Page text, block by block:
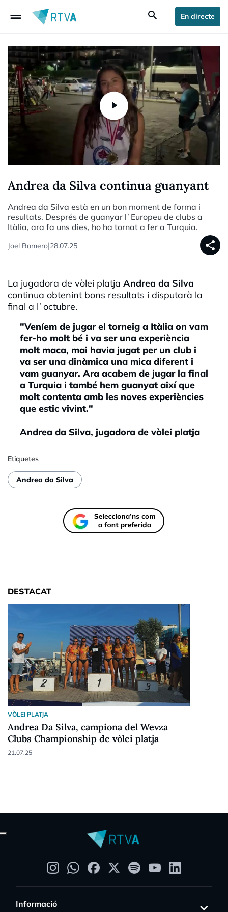
drag_handle search En directe
Andrea da Silva continua guanyant
Andrea da Silva està en un bon moment de forma i
resultats. Després de guanyar l`Europeu de clubs a
Itàlia, ara fa uns dies, ho ha tornat a fer a Turquia.
Joel Romero|28.07.25 share
La jugadora de vòlei platja Andrea da Silva
continua obtenint bons resultats i disputarà la
final a l`octubre.
"Veníem de jugar el torneig a Itàlia on vam
fer-ho molt bé i va ser una experiència
molt maca, mai havia jugat per un club i
va ser una dinàmica una mica diferent i
vam guanyar. Ara acabem de jugar la final
a Turquia i també hem guanyat així que
molt contenta amb les noves experiències
que estic vivint."
Andrea da Silva, jugadora de vòlei platja
Etiquetes
Andrea da Silva
DESTACAT
VÒLEI PLATJA
Andrea Da Silva, campiona del Wevza
Clubs Championship de vòlei platja
21.07.25
Informació